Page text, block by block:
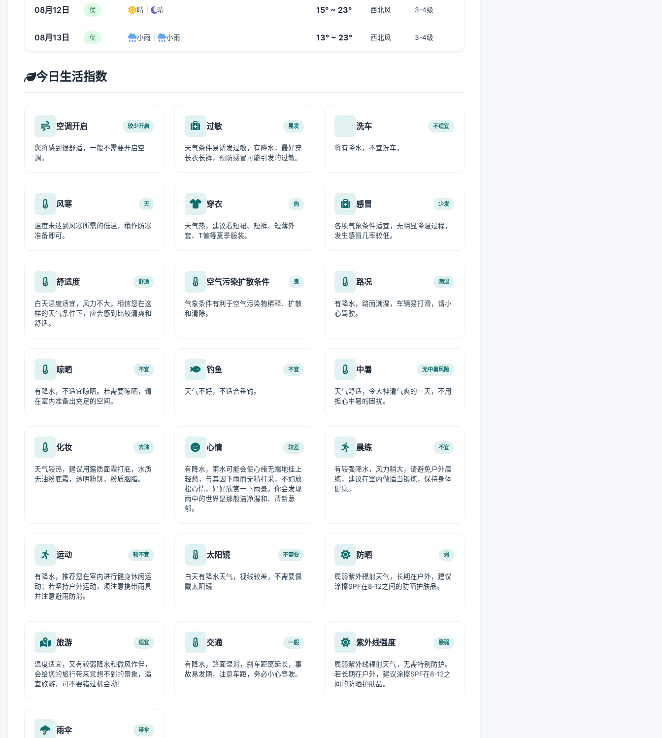
08月12日 优 晴 晴 15° ~ 23° 西北风 3-4级
08月13日 优 小雨 小雨 13° ~ 23° 西北风 3-4级
今日生活指数
空调开启 较少开启
您将感到很舒适，一般不需要开启空
调。
过敏 易发
天气条件易诱发过敏，有降水，最好穿
长衣长裤，预防感冒可能引发的过敏。
洗车 不适宜
将有降水，不宜洗车。
风寒 无
温度未达到风寒所需的低温，稍作防寒
准备即可。
穿衣 热
天气热，建议着短裙、短裤、短薄外
套、T恤等夏季服装。
感冒 少发
各项气象条件适宜，无明显降温过程，
发生感冒几率较低。
舒适度 舒适
白天温度适宜，风力不大，相信您在这
样的天气条件下，应会感到比较清爽和
舒适。
空气污染扩散条件 良
气象条件有利于空气污染物稀释、扩散
和清除。
路况 潮湿
有降水，路面潮湿，车辆易打滑，请小
心驾驶。
晾晒 不宜
有降水，不适宜晾晒。若需要晾晒，请
在室内准备出充足的空间。
钓鱼 不宜
天气不好，不适合垂钓。
中暑 无中暑风险
天气舒适，令人神清气爽的一天，不用
担心中暑的困扰。
化妆 去油
天气较热，建议用露质面霜打底，水质
无油粉底霜，透明粉饼，粉质胭脂。
心情 较差
有降水，雨水可能会使心绪无端地挂上
轻愁，与其因下雨而无精打采，不如放
松心情，好好欣赏一下雨景。你会发现
雨中的世界是那般洁净温和、清新葱
郁。
晨练 不宜
有较强降水，风力稍大，请避免户外晨
练，建议在室内做适当锻炼，保持身体
健康。
运动 较不宜
有降水，推荐您在室内进行健身休闲运
动；若坚持户外运动，须注意携带雨具
并注意避雨防滑。
太阳镜 不需要
白天有降水天气，视线较差，不需要佩
戴太阳镜
防晒 弱
属弱紫外辐射天气，长期在户外，建议
涂擦SPF在8-12之间的防晒护肤品。
旅游 适宜
温度适宜，又有较弱降水和微风作伴，
会给您的旅行带来意想不到的景象，适
宜旅游，可不要错过机会呦！
交通 一般
有降水，路面湿滑，刹车距离延长，事
故易发期，注意车距，务必小心驾驶。
紫外线强度 最弱
属弱紫外线辐射天气，无需特别防护。
若长期在户外，建议涂擦SPF在8-12之
间的防晒护肤品。
雨伞 带伞